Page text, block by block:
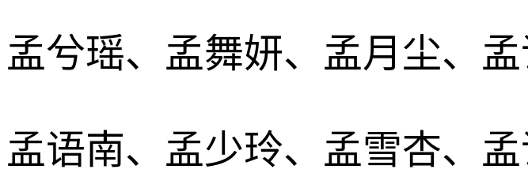
孟兮瑶、孟舞妍、孟月尘、
孟语南、孟少玲、孟雪杏、